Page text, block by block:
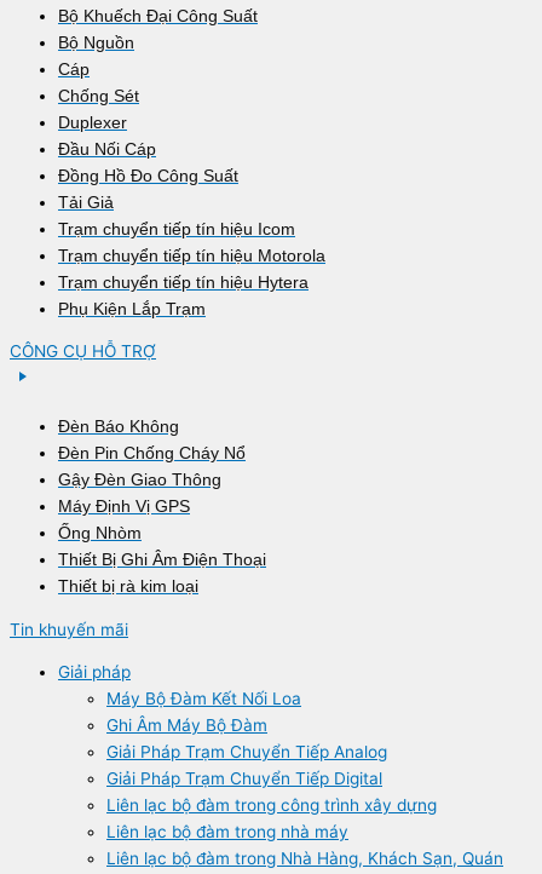
Bộ Khuếch Đại Công Suất
Bộ Nguồn
Cáp
Chống Sét
Duplexer
Đầu Nối Cáp
Đồng Hồ Đo Công Suất
Tải Giả
Trạm chuyển tiếp tín hiệu Icom
Trạm chuyển tiếp tín hiệu Motorola
Trạm chuyển tiếp tín hiệu Hytera
Phụ Kiện Lắp Trạm
CÔNG CỤ HỖ TRỢ
Đèn Báo Không
Đèn Pin Chống Cháy Nổ
Gậy Đèn Giao Thông
Máy Định Vị GPS
Ống Nhòm
Thiết Bị Ghi Âm Điện Thoại
Thiết bị rà kim loại
Tin khuyến mãi
Giải pháp
Máy Bộ Đàm Kết Nối Loa
Ghi Âm Máy Bộ Đàm
Giải Pháp Trạm Chuyển Tiếp Analog
Giải Pháp Trạm Chuyển Tiếp Digital
Liên lạc bộ đàm trong công trình xây dựng
Liên lạc bộ đàm trong nhà máy
Liên lạc bộ đàm trong Nhà Hàng, Khách Sạn, Quán